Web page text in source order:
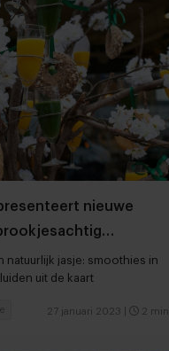
nieuwe
natuurlijk jasje: smoothies in
uit de kaart
27 januari 2023 2 min